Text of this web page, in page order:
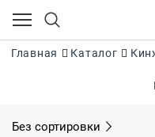
Главная Каталог
Без сортировки